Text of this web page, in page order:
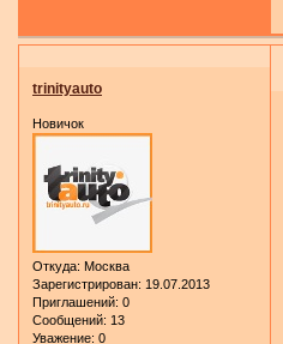
trinityauto
Новичок
Откуда: Москва
Зарегистрирован: 19.07.2013
Приглашений: 0
Сообщений: 13
Уважение: 0